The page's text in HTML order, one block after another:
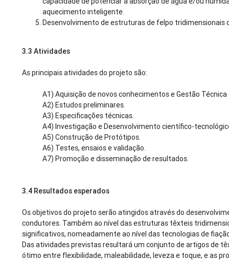
aquecimento inteligente.
Desenvolvimento de estruturas de felpo tridimensionais
3.3 Atividades
As principais atividades do projeto são:
A1) Aquisição de novos conhecimentos e Gestão
A2) Estudos preliminares.
A3) Especificações técnicas.
A4) Investigação e Desenvolvimento científico-
A5) Construção de Protótipos.
A6) Testes, ensaios e validação.
A7) Promoção e disseminação de resultados.
3.4 Resultados esperados
Os objetivos do projeto serão atingidos através do
condutores. Também ao nível das estruturas têxteis
significativos, nomeadamente ao nível das tecnologias de
Das atividades previstas resultará um conjunto de artigos de
ótimo entre flexibilidade, maleabilidade, leveza e toque, e as